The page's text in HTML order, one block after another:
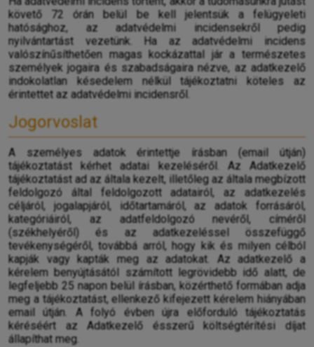
követő 72 órán belül be kell jelentsük a felügyeleti
hatósághoz, az adatvédelmi incidensekről pedig
nyilvántartást vezetünk. Ha az adatvédelmi incidens
valószínűsíthetően magas kockázattal jár a természetes
személyek jogaira és szabadságaira nézve, az adatkezelő
indokolatlan késedelem nélkül tájékoztatni köteles az
érintettet az adatvédelmi incidensről.
Jogorvoslat
A személyes adatok érintettje írásban (email útján)
tájékoztatást kérhet adatai kezeléséről. Az Adatkezelő
tájékoztatást ad az általa kezelt, illetőleg az általa megbízott
feldolgozó által feldolgozott adatairól, az adatkezelés
céljáról, jogalapjáról, időtartamáról, az adatok forrásáról,
kategóriáiról, az adatfeldolgozó nevéről, címéről
(székhelyéről) és az adatkezeléssel összefüggő
tevékenységéről, továbbá arról, hogy kik és milyen célból
kapják vagy kapták meg az adatokat. Az adatkezelő a
kérelem benyújtásától számított legrövidebb idő alatt, de
legfeljebb 25 napon belül írásban, közérthető formában adja
meg a tájékoztatást, ellenkező kifejezett kérelem hiányában
email útján. A folyó évben újra előforduló tájékoztatás
kéréséért az Adatkezelő ésszerű költségtérítési díjat
állapíthat meg.